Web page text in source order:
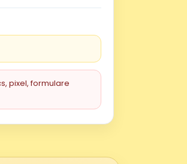
pixel, formulare